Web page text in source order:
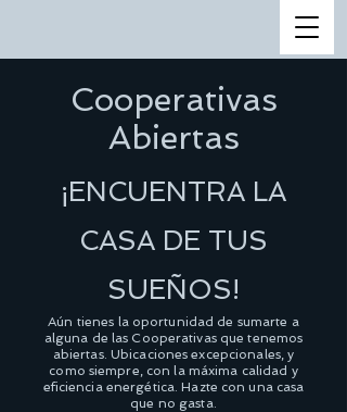
Cooperativas
Abiertas
¡ENCUENTRA LA
CASA DE TUS
SUEÑOS!
Aún tienes la oportunidad de sumarte a
alguna de las Cooperativas que tenemos
abiertas. Ubicaciones excepcionales, y
como siempre, con la máxima calidad y
eficiencia energética. Hazte con una casa
que no gasta.